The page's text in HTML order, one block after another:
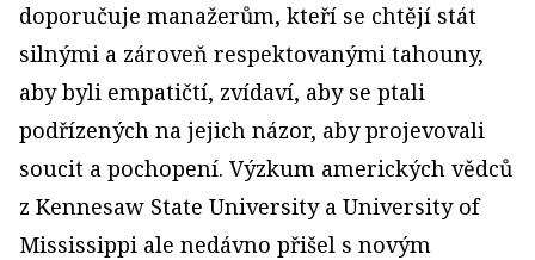
doporučuje manažerům, kteří se chtějí stát
silnými a zároveň respektovanými tahouny,
aby byli empatičtí, zvídaví, aby se ptali
podřízených na jejich názor, aby projevovali
soucit a pochopení. Výzkum amerických vědců
z Kennesaw State University a University of
Mississippi ale nedávno přišel s novým